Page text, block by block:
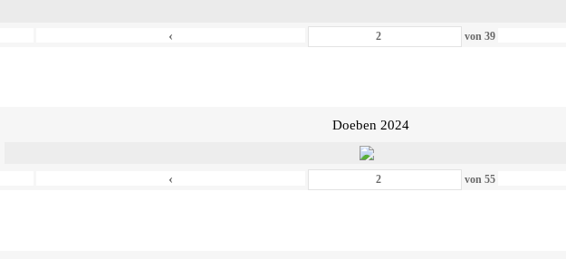
‹ von39
Doeben 2024
‹ von55